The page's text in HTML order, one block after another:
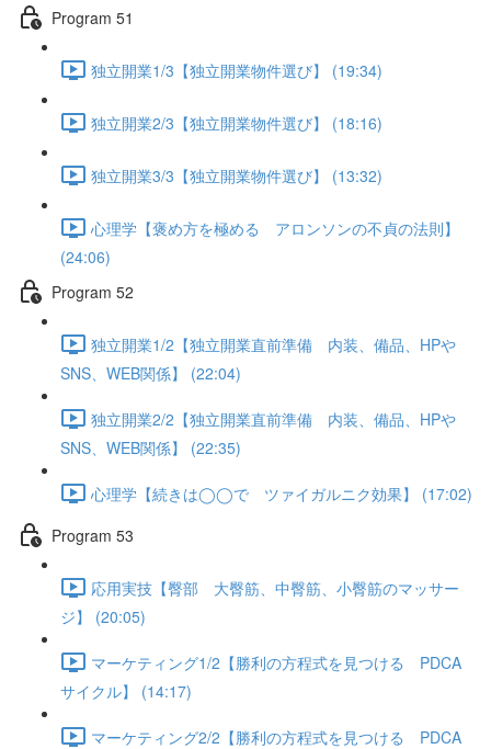
Program 51
独立開業1/3【独立開業物件選び】 (19:34)
独立開業2/3【独立開業物件選び】 (18:16)
独立開業3/3【独立開業物件選び】 (13:32)
心理学【褒め方を極める アロンソンの不貞の法則】
(24:06)
Program 52
独立開業1/2【独立開業直前準備 内装、備品、HPや
SNS、WEB関係】 (22:04)
独立開業2/2【独立開業直前準備 内装、備品、HPや
SNS、WEB関係】 (22:35)
心理学【続きは◯◯で ツァイガルニク効果】 (17:02)
Program 53
応用実技【臀部 大臀筋、中臀筋、小臀筋のマッサー
ジ】 (20:05)
マーケティング1/2【勝利の方程式を見つける PDCA
サイクル】 (14:17)
マーケティング2/2【勝利の方程式を見つける PDCA